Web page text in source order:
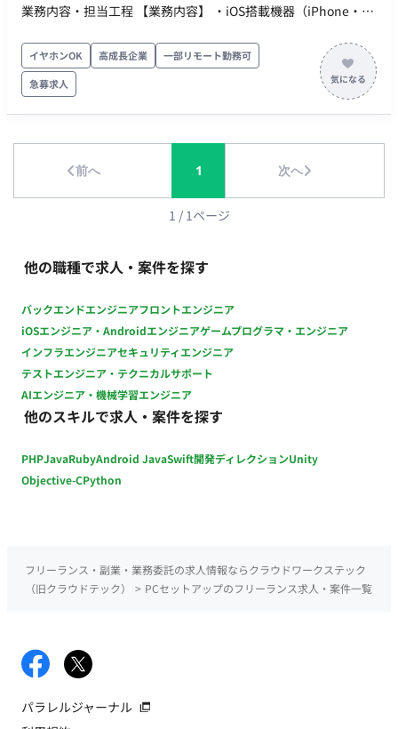
業務内容・担当工程 【業務内容】 ・iOS搭載機器（iPhone・
ッティング業務（メイン業務） ・クライアントPCの保守運用サ
ポート（付帯業務） ・社内機器の貸出業務およびその管理（付
帯業務） 【担当工程】 保守運用 ■働き方 ・稼働量：週5日 ・時
間：8:30～17:30（残業10～20H程度） ・リモート稼働：一部
イヤホンOK 高成長企業
一部リモート勤務可
急募求人
前へ 1 次へ
1 / 1ページ
他の職種で求人・案件を探す
バックエンドエンジニアフロントエンジニア
iOSエンジニア・Androidエンジニアゲームプログラマ・エンジニア
インフラエンジニアセキュリティエンジニア
テストエンジニア・テクニカルサポート
AIエンジニア・機械学習エンジニア
他のスキルで求人・案件を探す
PHPJavaRubyAndroid JavaSwift開発ディレクションUnity
Objective-CPython
フリーランス・副業・業務委託の求人情報ならクラウドワークステック
（旧クラウドテック）
> PCセットアップのフリーランス求人・案件一覧
パラレルジャーナル